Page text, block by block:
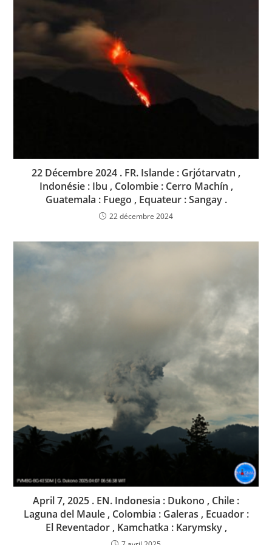
22 Décembre 2024 . FR. Islande : Grjótarvatn ,
Indonésie : Ibu , Colombie : Cerro Machín ,
Guatemala : Fuego , Equateur : Sangay .
22 décembre 2024
April 7, 2025 . EN. Indonesia : Dukono , Chile :
Laguna del Maule , Colombia : Galeras , Ecuador :
El Reventador , Kamchatka : Karymsky ,